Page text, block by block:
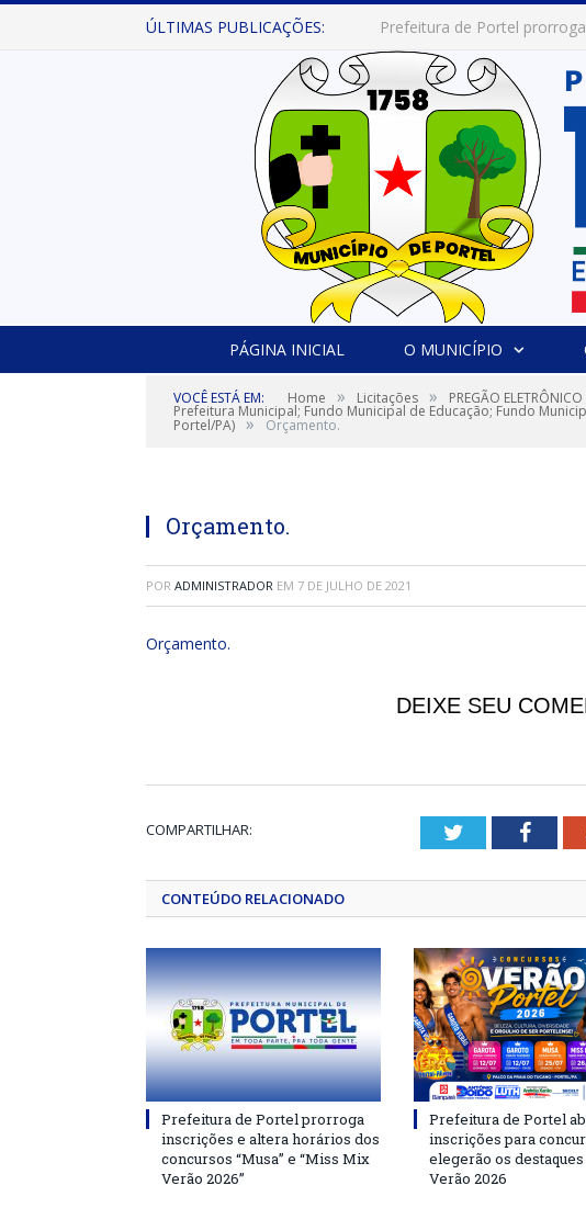
ÚLTIMAS PUBLICAÇÕES:
PÁGINA INICIAL O MUNICÍPIO
VOCÊ ESTÁ EM: Home » Licitações » PREGÃO
Prefeitura Municipal; Fundo Municipal de Educação; Fundo
Portel/PA) » Orçamento.
Orçamento.
POR ADMINISTRADOR EM 7 DE JULHO DE 2021
Orçamento.
DEIXE SEU
COMPARTILHAR: Twitter
CONTEÚDO RELACIONADO
Prefeitura de Portel prorroga
inscrições e altera horários dos
concursos “Musa” e “Miss Mix
Verão 2026”
Prefeitura de Portel
inscrições para
elegerão os destaques
Verão 2026